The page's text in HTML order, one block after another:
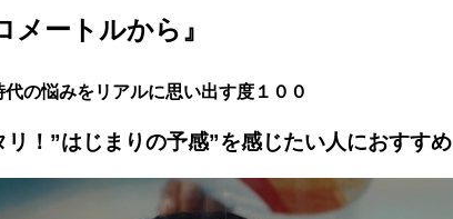
メートルから』
の悩みをリアルに思い出す度１００
リ！”はじまりの予感”を感じたい人におすすめ